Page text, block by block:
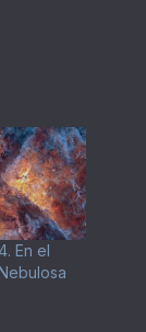
En el